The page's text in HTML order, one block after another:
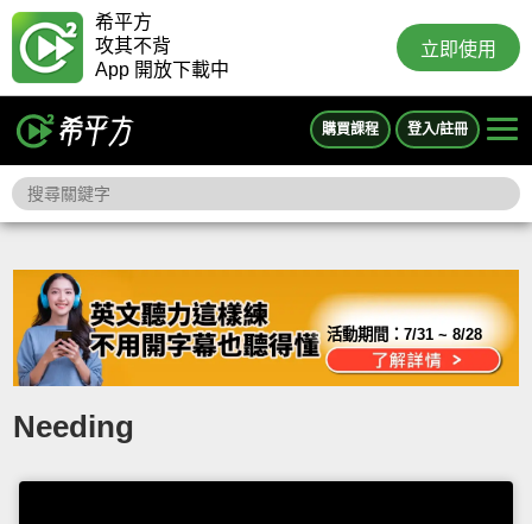
希平方
攻其不背
App 開放下載中
立即使用
購買課程 登入/註冊
活動期間：7/31 ~ 8/28
Needing